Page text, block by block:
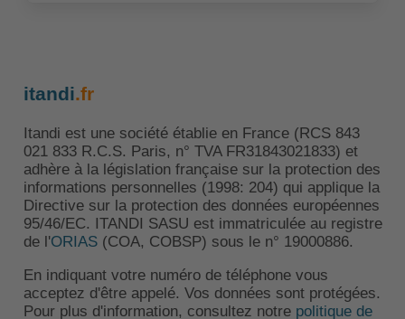
itandi.fr
Itandi est une société établie en France (RCS 843
021 833 R.C.S. Paris, n° TVA FR31843021833) et
adhère à la législation française sur la protection des
informations personnelles (1998: 204) qui applique la
Directive sur la protection des données européennes
95/46/EC. ITANDI SASU est immatriculée au registre
de l'ORIAS(COA, COBSP) sous le n° 19000886.
En indiquant votre numéro de téléphone vous
acceptez d'être appelé. Vos données sont protégées.
Pour plus d'information, consultez notre politique de